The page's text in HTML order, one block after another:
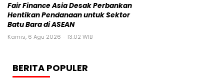
Fair Finance Asia Desak Perbankan
Hentikan Pendanaan untuk Sektor
Batu Bara di ASEAN
Kamis, 6 Agu 2026 - 13:02 WIB
BERITA POPULER